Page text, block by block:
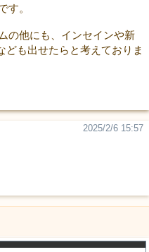
す。
の他にも、インセインや新
ども出せたらと考えておりま
2025/2/6 15:57